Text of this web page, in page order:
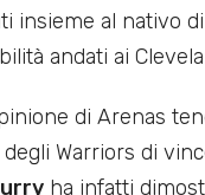
insieme al nativo
andati ai
di Arenas
Warriors di
ha infatti